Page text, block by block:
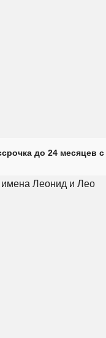
до 24 месяцев с